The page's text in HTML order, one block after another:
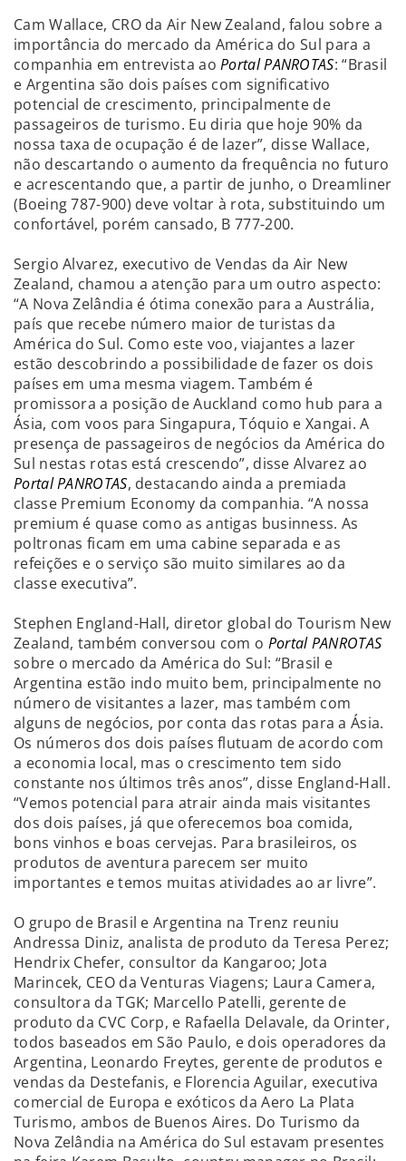
Cam Wallace, CRO da Air New Zealand, falou sobre a
importância do mercado da América do Sul para a
companhia em entrevista aoPortal PANROTAS: “Brasil
e Argentina são dois países com significativo
potencial de crescimento, principalmente de
passageiros de turismo. Eu diria que hoje 90% da
nossa taxa de ocupação é de lazer”, disse Wallace,
não descartando o aumento da frequência no futuro
e acrescentando que, a partir de junho, o Dreamliner
(Boeing 787-900) deve voltar à rota, substituindo um
confortável, porém cansado, B 777-200.
Sergio Alvarez, executivo de Vendas da Air New
Zealand, chamou a atenção para um outro aspecto:
“A Nova Zelândia é ótima conexão para a Austrália,
país que recebe número maior de turistas da
América do Sul. Como este voo, viajantes a lazer
estão descobrindo a possibilidade de fazer os dois
países em uma mesma viagem. Também é
promissora a posição de Auckland como hub para a
Ásia, com voos para Singapura, Tóquio e Xangai. A
presença de passageiros de negócios da América do
Sul nestas rotas está crescendo”, disse Alvarez ao
Portal PANROTAS, destacando ainda a premiada
classe Premium Economy da companhia. “A nossa
premium é quase como as antigas businness. As
poltronas ficam em uma cabine separada e as
refeições e o serviço são muito similares ao da
classe executiva”.
Stephen England-Hall, diretor global do Tourism New
Zealand, também conversou com o Portal PANROTAS
sobre o mercado da América do Sul: “Brasil e
Argentina estão indo muito bem, principalmente no
número de visitantes a lazer, mas também com
alguns de negócios, por conta das rotas para a Ásia.
Os números dos dois países flutuam de acordo com
a economia local, mas o crescimento tem sido
constante nos últimos três anos”, disse England-Hall.
“Vemos potencial para atrair ainda mais visitantes
dos dois países, já que oferecemos boa comida,
bons vinhos e boas cervejas. Para brasileiros, os
produtos de aventura parecem ser muito
importantes e temos muitas atividades ao ar livre”.
O grupo de Brasil e Argentina na Trenz reuniu
Andressa Diniz, analista de produto da Teresa Perez;
Hendrix Chefer, consultor da Kangaroo; Jota
Marincek, CEO da Venturas Viagens; Laura Camera,
consultora da TGK; Marcello Patelli, gerente de
produto da CVC Corp, e Rafaella Delavale, da Orinter,
todos baseados em São Paulo, e dois operadores da
Argentina, Leonardo Freytes, gerente de produtos e
vendas da Destefanis, e Florencia Aguilar, executiva
comercial de Europa e exóticos da Aero La Plata
Turismo, ambos de Buenos Aires. Do Turismo da
Nova Zelândia na América do Sul estavam presentes